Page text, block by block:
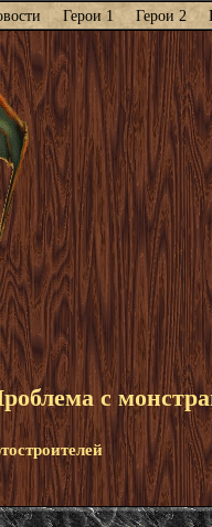
Герои 1 Герои 2
с